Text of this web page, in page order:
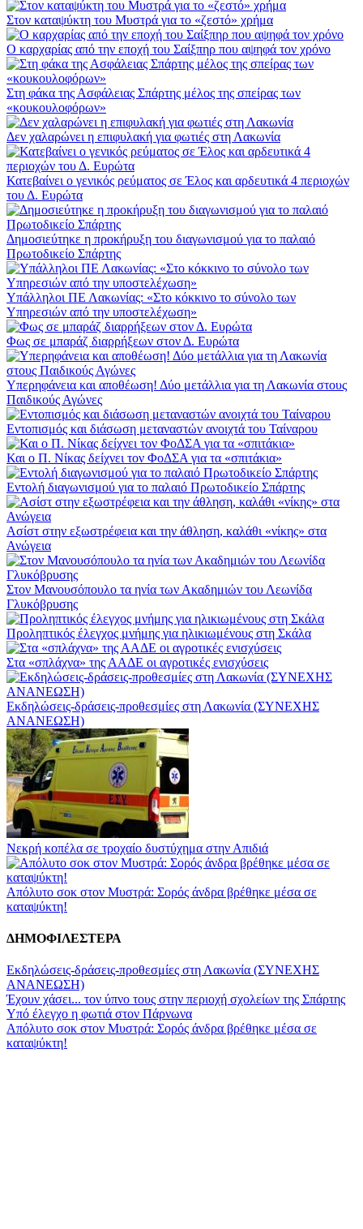
Στον καταψύκτη του Μυστρά για το «ζεστό» χρήμα
Ο καρχαρίας από την εποχή του Σαίξπηρ που αψηφά τον χρόνο
Στη φάκα της Ασφάλειας Σπάρτης μέλος της σπείρας των
«κουκουλοφόρων»
Δεν χαλαρώνει η επιφυλακή για φωτιές στη Λακωνία
Κατεβαίνει ο γενικός ρεύματος σε Έλος και αρδευτικά 4 περιοχών
του Δ. Ευρώτα
Δημοσιεύτηκε η προκήρυξη του διαγωνισμού για το παλαιό
Πρωτοδικείο Σπάρτης
Υπάλληλοι ΠΕ Λακωνίας: «Στο κόκκινο το σύνολο των
Υπηρεσιών από την υποστελέχωση»
Φως σε μπαράζ διαρρήξεων στον Δ. Ευρώτα
Υπερηφάνεια και αποθέωση! Δύο μετάλλια για τη Λακωνία στους
Παιδικούς Αγώνες
Εντοπισμός και διάσωση μεταναστών ανοιχτά του Ταίναρου
Και ο Π. Νίκας δείχνει τον ΦοΔΣΑ για τα «σπιτάκια»
Εντολή διαγωνισμού για το παλαιό Πρωτοδικείο Σπάρτης
Ασίστ στην εξωστρέφεια και την άθληση, καλάθι «νίκης» στα
Ανώγεια
Στον Μανουσόπουλο τα ηνία των Ακαδημιών του Λεωνίδα
Γλυκόβρυσης
Προληπτικός έλεγχος μνήμης για ηλικιωμένους στη Σκάλα
Στα «σπλάχνα» της ΑΑΔΕ οι αγροτικές ενισχύσεις
Εκδηλώσεις-δράσεις-προθεσμίες στη Λακωνία (ΣΥΝΕΧΗΣ
ΑΝΑΝΕΩΣΗ)
Νεκρή κοπέλα σε τροχαίο δυστύχημα στην Απιδιά
Απόλυτο σοκ στον Μυστρά: Σορός άνδρα βρέθηκε μέσα σε
καταψύκτη!
ΔΗΜΟΦΙΛΕΣΤΕΡΑ
Εκδηλώσεις-δράσεις-προθεσμίες στη Λακωνία (ΣΥΝΕΧΗΣ
ΑΝΑΝΕΩΣΗ)
Έχουν χάσει... τον ύπνο τους στην περιοχή σχολείων της Σπάρτης
Υπό έλεγχο η φωτιά στον Πάρνωνα
Απόλυτο σοκ στον Μυστρά: Σορός άνδρα βρέθηκε μέσα σε
καταψύκτη!